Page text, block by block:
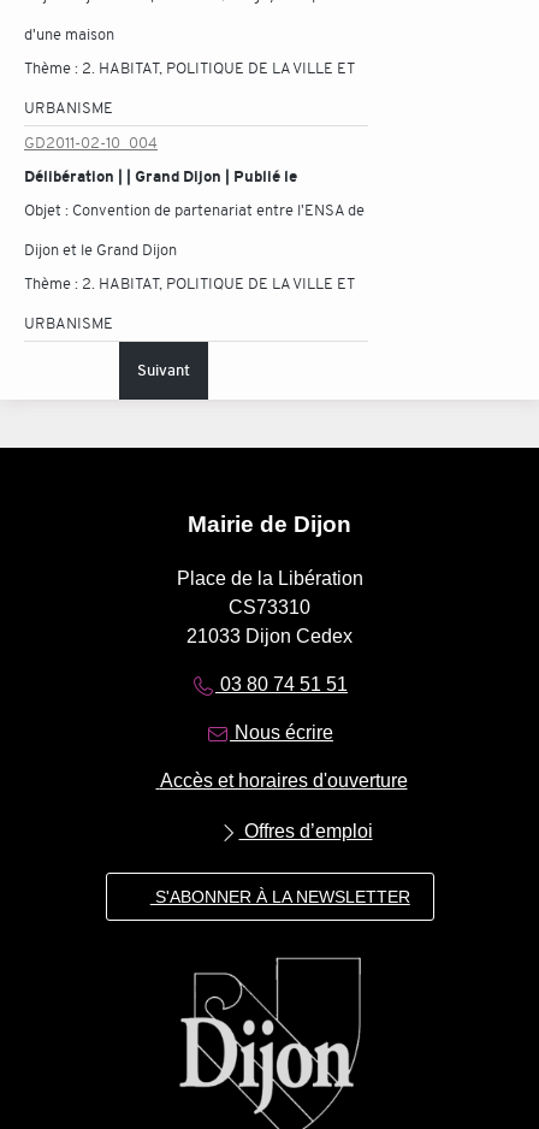
d'une maison
Thème : 2. HABITAT, POLITIQUE DE LA VILLE ET
URBANISME
GD2011-02-10_004
Délibération | | Grand Dijon | Publié le
Objet : Convention de partenariat entre l'ENSA de
Dijon et le Grand Dijon
Thème : 2. HABITAT, POLITIQUE DE LA VILLE ET
URBANISME
Suivant
Mairie de Dijon
Place de la Libération
CS73310
21033 Dijon Cedex
03 80 74 51 51
Nous écrire
Accès et horaires d'ouverture
Offres d’emploi
S'ABONNER À LA NEWSLETTER